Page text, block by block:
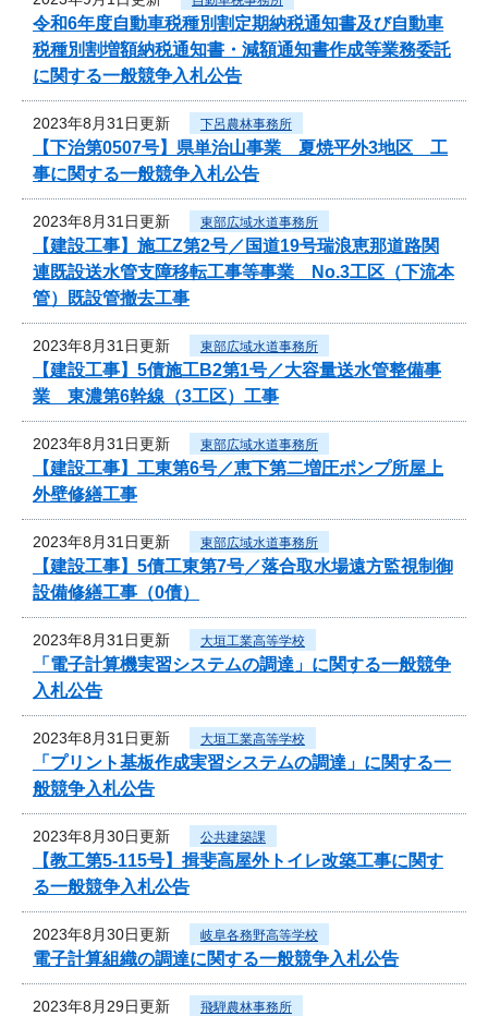
令和6年度自動車税種別割定期納税通知書及び自動車
税種別割増額納税通知書・減額通知書作成等業務委託
に関する一般競争入札公告
2023年8月31日更新 下呂農林事務所
【下治第0507号】県単治山事業 夏焼平外3地区 工
事に関する一般競争入札公告
2023年8月31日更新 東部広域水道事務所
【建設工事】施工Z第2号／国道19号瑞浪恵那道路関
連既設送水管支障移転工事等事業 No.3工区（下流本
管）既設管撤去工事
2023年8月31日更新 東部広域水道事務所
【建設工事】5債施工B2第1号／大容量送水管整備事
業 東濃第6幹線（3工区）工事
2023年8月31日更新 東部広域水道事務所
【建設工事】工東第6号／恵下第二増圧ポンプ所屋上
外壁修繕工事
2023年8月31日更新 東部広域水道事務所
【建設工事】5債工東第7号／落合取水場遠方監視制御
設備修繕工事（0債）
2023年8月31日更新 大垣工業高等学校
「電子計算機実習システムの調達」に関する一般競争
入札公告
2023年8月31日更新 大垣工業高等学校
「プリント基板作成実習システムの調達」に関する一
般競争入札公告
2023年8月30日更新 公共建築課
【教工第5-115号】揖斐高屋外トイレ改築工事に関す
る一般競争入札公告
2023年8月30日更新 岐阜各務野高等学校
電子計算組織の調達に関する一般競争入札公告
2023年8月29日更新 飛騨農林事務所